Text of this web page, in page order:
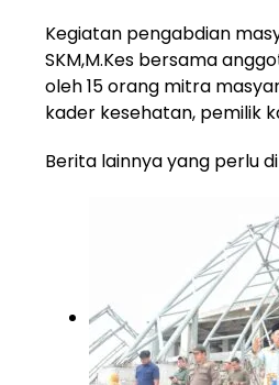
Kegiatan pengabdian
SKM,M.Kes bersama
oleh 15 orang mitra
kader kesehatan, pemilik
Berita lainnya yang perlu